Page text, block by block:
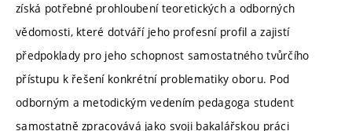
získá potřebné prohloubení teoretických a odborných
vědomosti, které dotváří jeho profesní profil a zajistí
předpoklady pro jeho schopnost samostatného tvůrčího
přístupu k řešení konkrétní problematiky oboru. Pod
odborným a metodickým vedením pedagoga student
samostatně zpracovává jako svoji bakalářskou práci